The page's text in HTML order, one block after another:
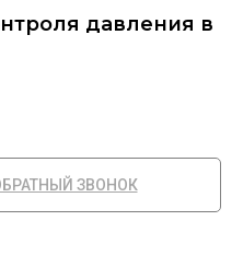
давления в
ЗВОНОК